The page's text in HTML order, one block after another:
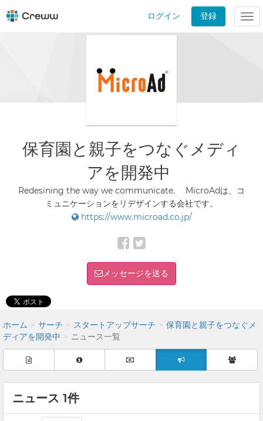
ログイン 登録
保育園と親子をつなぐメディ
アを開発中
Redesining the way we communicate. MicroAdは、コ
ミュニケーションをリデザインする会社です。
https://www.microad.co.jp/
メッセージを送る
ホーム サーチ スタートアップサーチ
保育園と親子をつなぐメ
ディアを開発中
ニュース一覧
ニュース 1件